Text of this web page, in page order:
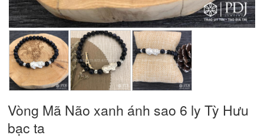
Vòng Mã Não xanh ánh sao 6 ly Tỳ Hưu
bạc ta